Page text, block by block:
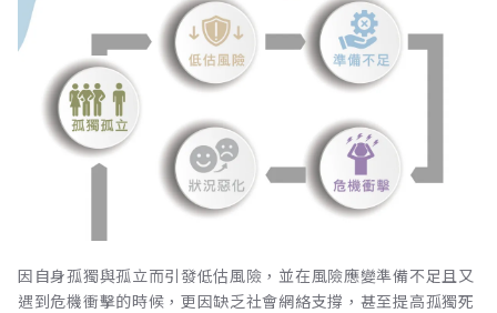
因自身孤獨與孤立而引發低估風險，並在風險應變準備不足且又
遇到危機衝擊的時候，更因缺乏社會網絡支撐，甚至提高孤獨死